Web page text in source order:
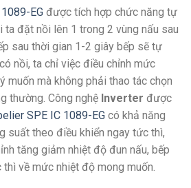
EG được tích hợp chức năng tự
ta đặt nồi lên 1 trong 2 vùng nấu sau
sau thời gian 1-2 giây bếp sẽ tự
nồi, ta chỉ việc điều chỉnh mức
muốn mà không phải thao tác chọn
thường. Công nghệ Inverter được
SPE IC 1089-EG có khả năng
suất theo điều khiển ngay tức thì,
tăng giảm nhiệt độ đun nấu, bếp
về mức nhiệt độ mong muốn.